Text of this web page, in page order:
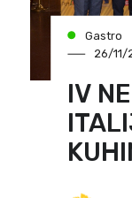
Gastro
26/11/
IV